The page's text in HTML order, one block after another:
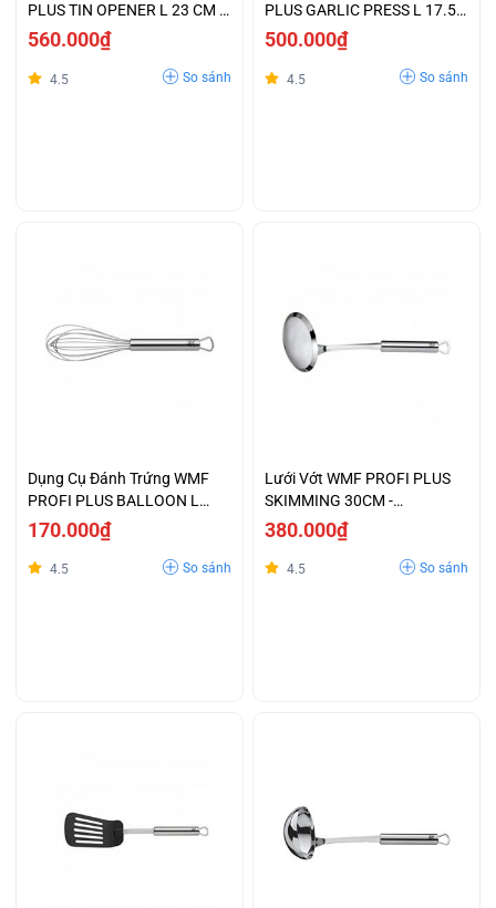
PLUS TIN OPENER L 23 CM -
1871486030
560.000₫
4.5 So sánh
PLUS GARLIC PRESS L 17.5
CM - 1871636030
500.000₫
4.5 So sánh
Dụng Cụ Đánh Trứng WMF
PROFI PLUS BALLOON L
20cm - 1871136030
170.000₫
4.5 So sánh
Lưới Vớt WMF PROFI PLUS
SKIMMING 30CM -
1871976030
380.000₫
4.5 So sánh